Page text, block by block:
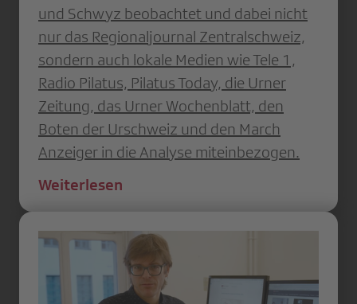
und Schwyz beobachtet und dabei nicht
nur das Regionaljournal Zentralschweiz,
sondern auch lokale Medien wie Tele 1,
Radio Pilatus, Pilatus Today, die Urner
Zeitung, das Urner Wochenblatt, den
Boten der Urschweiz und den March
Anzeiger in die Analyse miteinbezogen.
Weiterlesen